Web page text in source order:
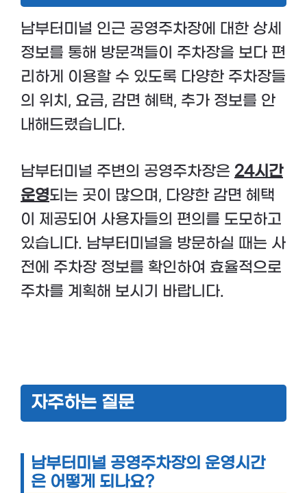
남부터미널 인근 공영주차장에 대한 상세
정보를 통해 방문객들이 주차장을 보다 편
리하게 이용할 수 있도록 다양한 주차장들
의 위치, 요금, 감면 혜택, 추가 정보를 안
내해드렸습니다.
남부터미널 주변의 공영주차장은 24시간
운영되는 곳이 많으며, 다양한 감면 혜택
이 제공되어 사용자들의 편의를 도모하고
있습니다. 남부터미널을 방문하실 때는 사
전에 주차장 정보를 확인하여 효율적으로
주차를 계획해 보시기 바랍니다.
자주하는 질문
남부터미널 공영주차장의 운영시간
은 어떻게 되나요?